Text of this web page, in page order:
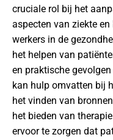
cruciale rol bij het
aspecten van ziekte
werkers in de
het helpen van
en praktische
kan hulp omvatten bij
het vinden van
het bieden van
ervoor te zorgen dat